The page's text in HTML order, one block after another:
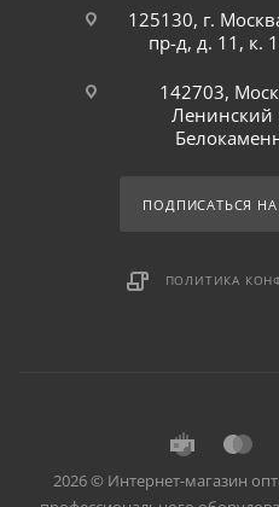
125130, г.
пр-д, д. 11, к.
142703,
Ленинский
ПОДПИСАТЬСЯ
ПОЛИТИКА
2026 © Интернет-магазин